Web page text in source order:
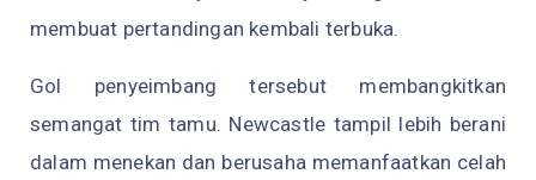
membuat pertandingan kembali terbuka.
Gol penyeimbang tersebut membangkitkan
semangat tim tamu. Newcastle tampil lebih berani
dalam menekan dan berusaha memanfaatkan celah